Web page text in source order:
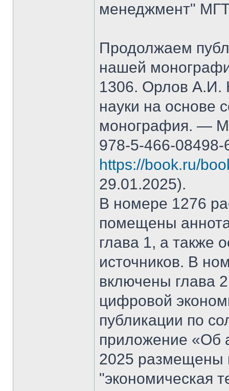
менеджмент"
Продолжаем
нашей
1306. Орлов А.И.
науки на основе
монография. —
978-5-466-
https://book.ru/
29.01.2025).
В номере 1276
помещены
глава 1, а также
источников. В
включены глава
цифровой
публикации по
приложение «Об
2025 размещены
"экономическая